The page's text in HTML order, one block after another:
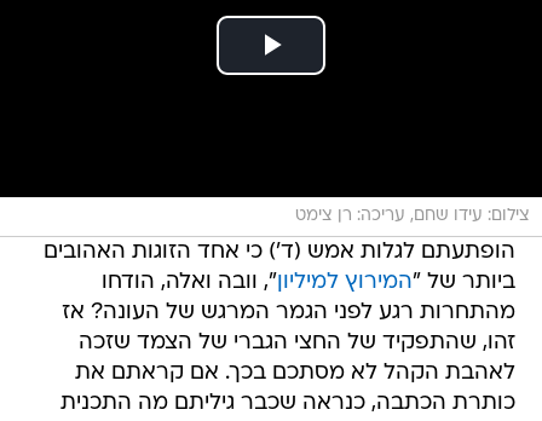
צילום: עידו שחם, עריכה: רן צימט
הופתעתם לגלות אמש (ד') כי אחד הזוגות האהובים
ביותר של "המירוץ למיליון", וובה ואלה, הודחו
מהתחרות רגע לפני הגמר המרגש של העונה? אז
זהו, שהתפקיד של החצי הגברי של הצמד שזכה
לאהבת הקהל לא מסתכם בכך. אם קראתם את
כותרת הכתבה, כנראה שכבר גיליתם מה התכנית